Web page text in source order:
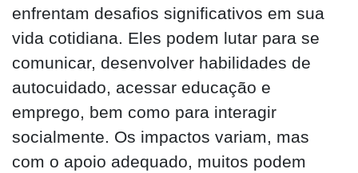
enfrentam desafios significativos em sua
vida cotidiana. Eles podem lutar para se
comunicar, desenvolver habilidades de
autocuidado, acessar educação e
emprego, bem como para interagir
socialmente. Os impactos variam, mas
com o apoio adequado, muitos podem